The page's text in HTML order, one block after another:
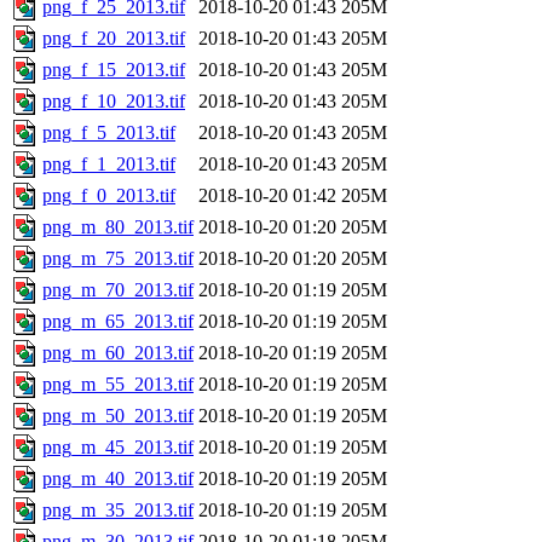
png_f_25_2013.tif 2018-10-20 01:43 205M
png_f_20_2013.tif
2018-10-20 01:43 205M
png_f_15_2013.tif
2018-10-20 01:43 205M
png_f_10_2013.tif
2018-10-20 01:43 205M
png_f_5_2013.tif
2018-10-20 01:43 205M
png_f_1_2013.tif
2018-10-20 01:43 205M
png_f_0_2013.tif
2018-10-20 01:42 205M
png_m_80_2013.tif 2018-10-20 01:20 205M
png_m_75_2013.tif 2018-10-20 01:20 205M
png_m_70_2013.tif 2018-10-20 01:19 205M
png_m_65_2013.tif 2018-10-20 01:19 205M
png_m_60_2013.tif 2018-10-20 01:19 205M
png_m_55_2013.tif 2018-10-20 01:19 205M
png_m_50_2013.tif 2018-10-20 01:19 205M
png_m_45_2013.tif 2018-10-20 01:19 205M
png_m_40_2013.tif 2018-10-20 01:19 205M
png_m_35_2013.tif 2018-10-20 01:19 205M